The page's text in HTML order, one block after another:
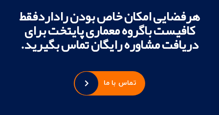
هرفضایی امکان خاص بودن راداردفقط
کافیست باگروه معماری پایتخت برای
دریافت مشاوره رایگان تماس بگیرید.
تماس با ما